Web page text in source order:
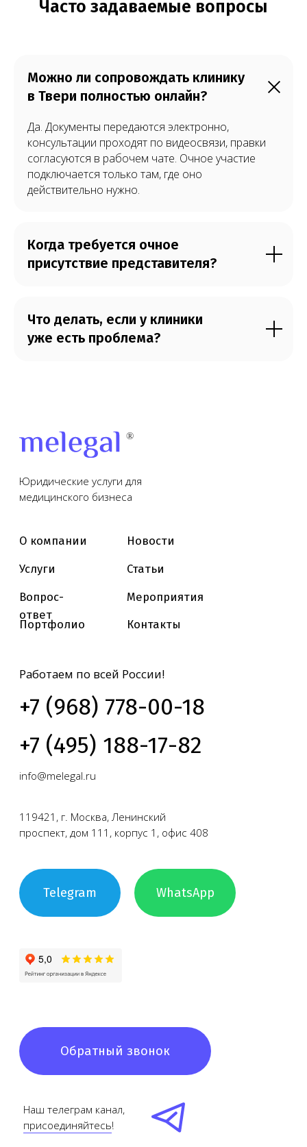
Можно ли сопровождать клинику
в Твери полностью онлайн?
Да. Документы передаются электронно,
консультации проходят по видеосвязи, правки
согласуются в рабочем чате. Очное участие
подключается только там, где оно
действительно нужно.
Когда требуется очное
присутствие представителя?
Что делать, если у клиники
уже есть проблема?